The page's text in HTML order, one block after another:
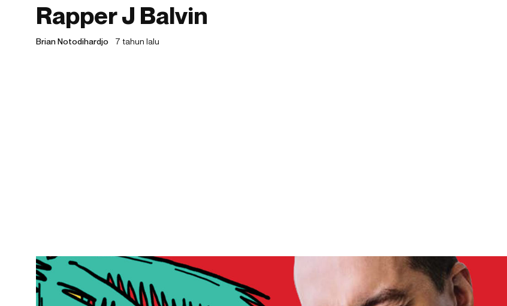
Rapper J Balvin
Brian Notodihardjo 7 tahun lalu